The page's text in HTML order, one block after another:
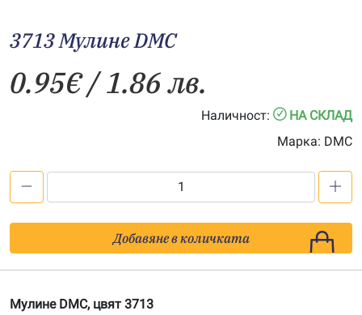
3713 Мулине DMC
0.95€/ 1.86 лв.
Наличност:
НА СКЛАД
Марка: DMC
Мулине
DMC
Добавяне в количката
Мулине DMC, цвят 3713